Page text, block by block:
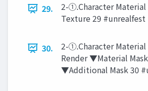
29.
2-①.Character
Texture 29 #unrealfest
30.
2-①.Character
Render ▼Material Mask
▼Additional Mask 30